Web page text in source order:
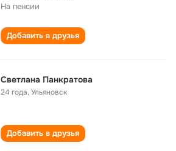
На пенсии
Добавить в друзья
Светлана Панкратова
24 года,Ульяновск
Добавить в друзья